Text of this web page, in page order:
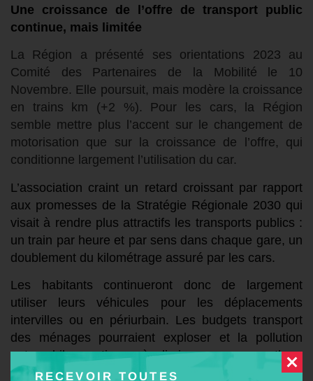
RECEVOIR TOUTES
Une croissance de l’offre de transport public
continue, mais limitée
La Région a présenté ses orientations 2023 au
Comité des Partenaires de la Mobilité le 10
Novembre. Elle poursuit, mais modère la croissance
en trains km (+2 %). Pour les cars, la Région
semble mettre plus l’accent sur le changement de
motorisation que sur la croissance de l’offre, qui
conditionne largement l’utilisation du car.
L’association craint un retard croissant par rapport
aux promesses de la Stratégie Régionale 2030 qui
visait à rendre plus attractifs les transports publics :
un train par heure et par sens dans chaque gare, un
doublement du kilométrage assuré par les cars.
Les habitants continueront donc de largement
utiliser leurs véhicules pour les déplacements
intervilles ou en périurbain. Les budgets transport
des ménages pourraient exploser et la pollution
automobilecontinuer à diminuer sur un rythme
insuffisant.